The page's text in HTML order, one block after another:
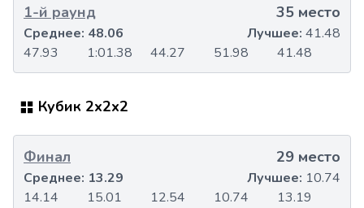
1-й раунд 35 место
47.93 1:01.38 44.27 51.98 41.48
Среднее: 48.06 Лучшее: 41.48
Кубик 2x2x2
Финал 29 место
14.14 15.01 12.54 10.74 13.19
Среднее: 13.29 Лучшее: 10.74